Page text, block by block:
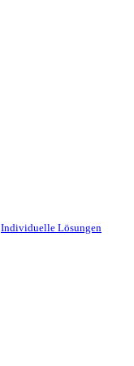
Individuelle Lösungen